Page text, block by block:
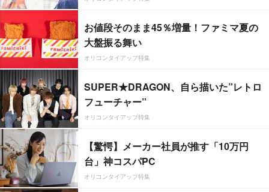
お値段そのまま45％増量！ファミマ夏の
大盤振る舞い
オリコンタイアップ特集
SUPER★DRAGON、自ら描いた”レトロ
フューチャー”
オリコンタイアップ特集
【驚愕】メーカー社員が推す「10万円
台」神コスパPC
オリコンタイアップ特集